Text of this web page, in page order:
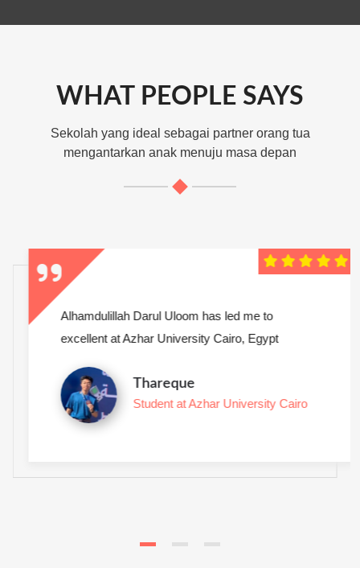
WHAT PEOPLE SAYS
Sekolah yang ideal sebagai partner orang tua
mengantarkan anak menuju masa depan
Alhamdulillah Darul Uloom has led me to
excellent at Azhar University Cairo, Egypt
Thareque
Student at Azhar University Cairo